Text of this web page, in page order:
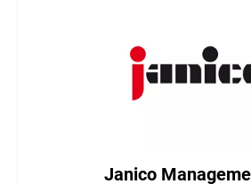
Janico